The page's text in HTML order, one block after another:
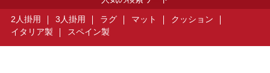
2人掛用 3人掛用 ラグ マット
クッション
イタリア製
スペイン製